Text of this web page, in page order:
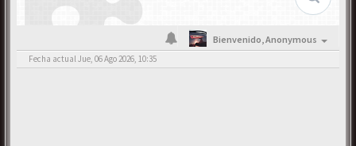
Bienvenido,Anonymous
Fecha actual Jue, 06 Ago 2026, 10:35